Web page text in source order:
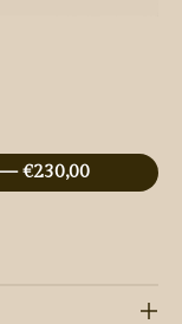
— €230,00